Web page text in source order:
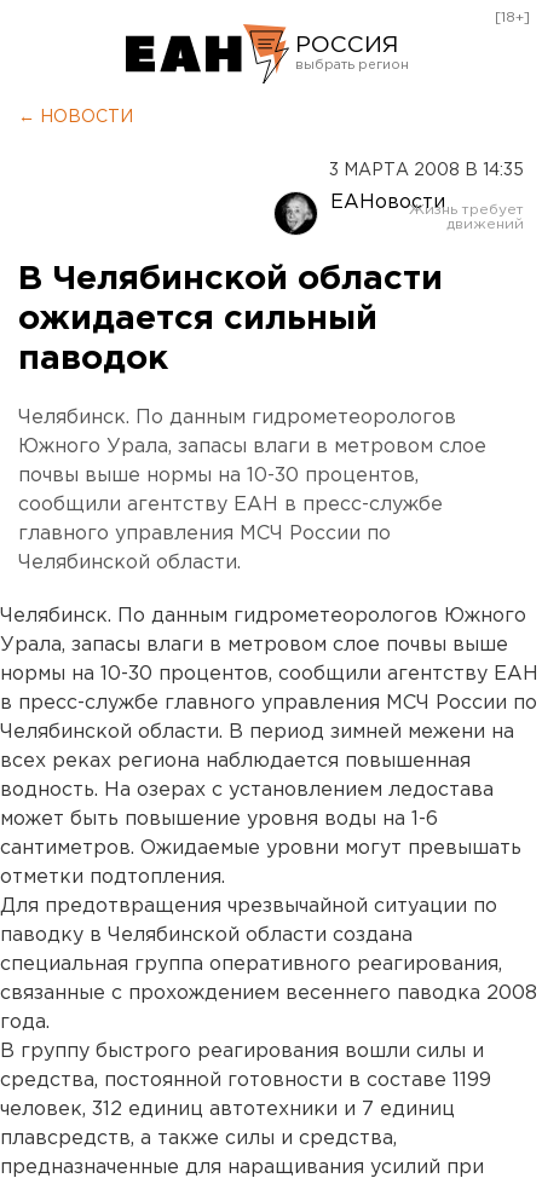
РОССИЯ
Оренбург
[18+]
← НОВОСТИ
3 МАРТА 2008 В 14:35
ЕАНовости
В Челябинской области
ожидается сильный
паводок
Челябинск. По данным гидрометеорологов
Южного Урала, запасы влаги в метровом слое
почвы выше нормы на 10-30 процентов,
сообщили агентству ЕАН в пресс-службе
главного управления МСЧ России по
Челябинской области.
Челябинск. По данным гидрометеорологов Южного
Урала, запасы влаги в метровом слое почвы выше
нормы на 10-30 процентов, сообщили агентству ЕАН
в пресс-службе главного управления МСЧ России по
Челябинской области. В период зимней межени на
всех реках региона наблюдается повышенная
водность. На озерах с установлением ледостава
может быть повышение уровня воды на 1-6
сантиметров. Ожидаемые уровни могут превышать
отметки подтопления.
Для предотвращения чрезвычайной ситуации по
паводку в Челябинской области создана
специальная группа оперативного реагирования,
связанные с прохождением весеннего паводка 2008
года.
В группу быстрого реагирования вошли силы и
средства, постоянной готовности в составе 1199
человек, 312 единиц автотехники и 7 единиц
плавсредств, а также силы и средства,
предназначенные для наращивания усилий при